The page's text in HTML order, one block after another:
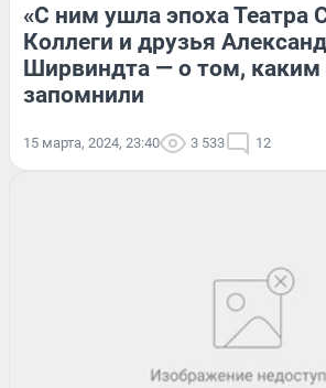
«С ним ушла эпоха Театра
Коллеги и друзья
Ширвиндта — о том, каким
запомнили
15 марта, 2024, 23:40 3 533 12